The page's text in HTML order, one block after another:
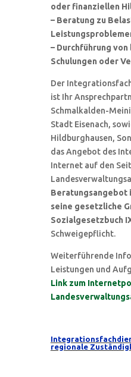
oder finanziellen
– Beratung zu
– Durchführung
Schulungen oder
Der
ist Ihr
Schmalkalden-
Stadt Eisenach,
Hildburghausen,
das Angebot des
Internet auf den
Beratungsangebot
seine gesetzliche
Sozialgesetzbuch
Schweigepflicht.
Weiterführende
Leistungen und
Link zum
regionale